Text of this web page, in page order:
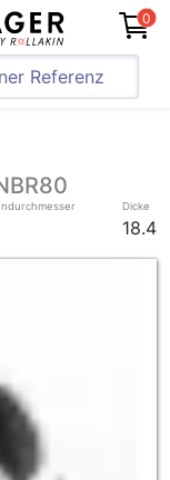
0
Dicke
18.4